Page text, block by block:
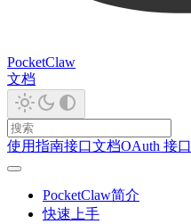
PocketClaw
文档
使用指南接口文档OAuth 接口
PocketClaw简介
快速上手